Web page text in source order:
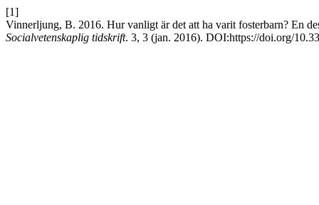
[1]
Vinnerljung, B. 2016. Hur vanligt är det att ha varit fosterbarn? En
Socialvetenskaplig tidskrift. 3, 3 (jan. 2016). DOI:https://doi.org/